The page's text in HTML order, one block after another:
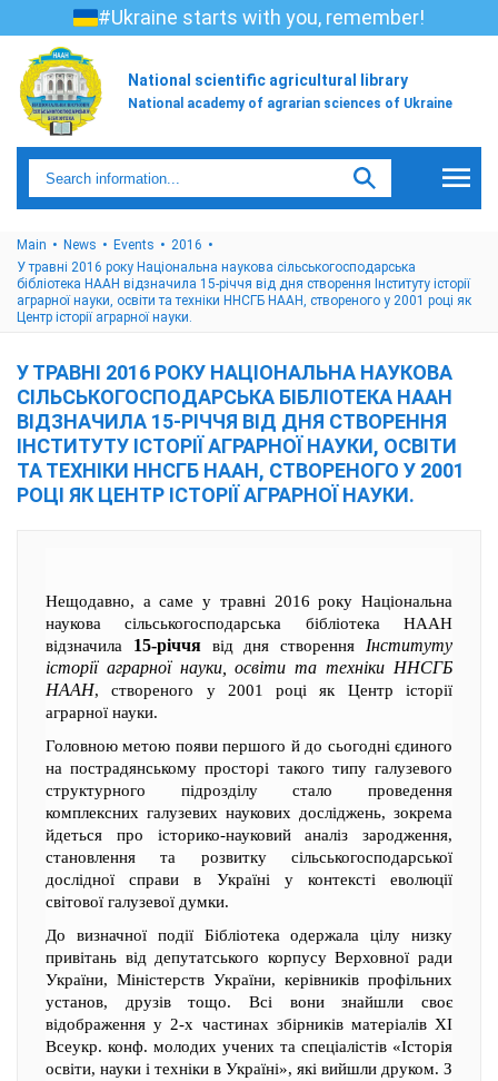
#Ukraine starts with you, remember!
National scientific agricultural library
National academy of agrarian sciences of Ukraine
Main News Events
2016
У травні 2016 року Національна наукова сільськогосподарська
бібліотека НААН відзначила 15-річчя від дня створення Інституту історії
аграрної науки, освіти та техніки ННСГБ НААН, створеного у 2001 році як
Центр історії аграрної науки.
У ТРАВНІ 2016 РОКУ НАЦІОНАЛЬНА НАУКОВА
СІЛЬСЬКОГОСПОДАРСЬКА БІБЛІОТЕКА НААН
ВІДЗНАЧИЛА 15-РІЧЧЯ ВІД ДНЯ СТВОРЕННЯ
ІНСТИТУТУ ІСТОРІЇ АГРАРНОЇ НАУКИ, ОСВІТИ
ТА ТЕХНІКИ ННСГБ НААН, СТВОРЕНОГО У 2001
РОЦІ ЯК ЦЕНТР ІСТОРІЇ АГРАРНОЇ НАУКИ.
Нещодавно, а саме у травні 2016 року Національна
наукова сільськогосподарська бібліотека НААН
відзначила 15-річчявід дня створення Інституту
історії аграрної науки, освіти та техніки ННСГБ
НААН, створеного у 2001 році як Центр історії
аграрної науки.
Головною метою появи першого й до сьогодні єдиного
на пострадянському просторі такого типу галузевого
структурного підрозділу стало проведення
комплексних галузевих наукових досліджень, зокрема
йдеться про історико-науковий аналіз зародження,
становлення та розвитку сільськогосподарської
дослідної справи в Україні у контексті еволюції
світової галузевої думки.
До визначної події Бібліотека одержала цілу низку
привітань від депутатського корпусу Верховної ради
України, Міністерств України, керівників профільних
установ, друзів тощо. Всі вони знайшли своє
відображення у 2-х частинах збірників матеріалів ХІ
Всеукр. конф. молодих учених та спеціалістів «Історія
освіти, науки і техніки в Україні», які вийшли друком. З